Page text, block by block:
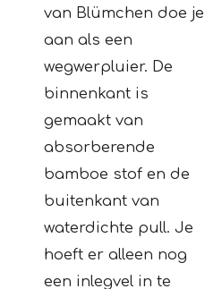
van Blümchen doe je
aan als een
wegwerpluier. De
binnenkant is
gemaakt van
absorberende
bamboe stof en de
buitenkant van
waterdichte pull. Je
hoeft er alleen nog
een inlegvel in te